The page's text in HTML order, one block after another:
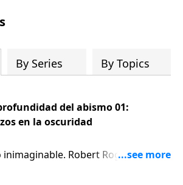
para compartirlos con su familia,
y su comunidad!
By Series By Topics
del abismo 01:
en la oscuridad
inimaginable. Robert Rogers
feriado común y corriente se